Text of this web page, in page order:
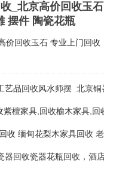
_北京高价回收玉石
摆件 陶瓷花瓶
价回收玉石 专业上门回收
艺品回收风水师摆 北京铜
檀家具,回收榆木家具,回
收 缅甸花梨木家具回收 老
回收瓷器花瓶回收，酒店